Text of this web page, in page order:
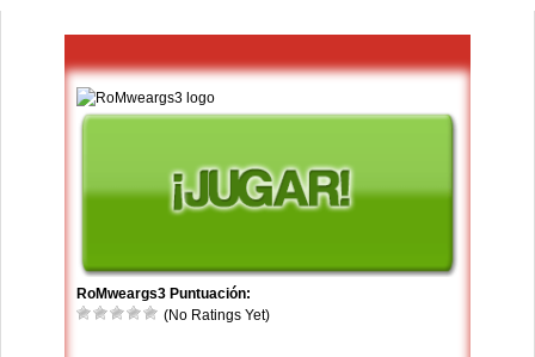
RoMweargs3 Puntuación:
(No Ratings Yet)